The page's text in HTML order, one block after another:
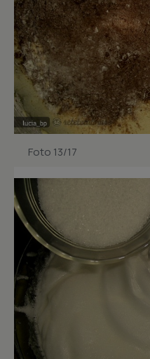
Foto 13/17